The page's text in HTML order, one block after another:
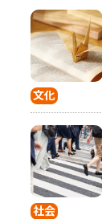
文化
社会